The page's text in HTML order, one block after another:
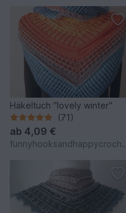
Häkeltuch "lovely winter"
(71)
ab 4,09 €
funnyhooksandhappycrochets